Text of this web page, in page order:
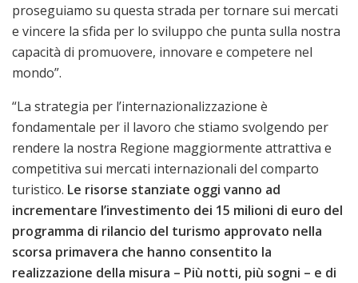
proseguiamo su questa strada per tornare sui mercati
e vincere la sfida per lo sviluppo che punta sulla nostra
capacità di promuovere, innovare e competere nel
mondo”.
“La strategia per l’internazionalizzazione è
fondamentale per il lavoro che stiamo svolgendo per
rendere la nostra Regione maggiormente attrattiva e
competitiva sui mercati internazionali del comparto
turistico. Le risorse stanziate oggi vanno ad
incrementare l’investimento dei 15 milioni di euro del
programma di rilancio del turismo approvato nella
scorsa primavera che hanno consentito la
realizzazione della misura – Più notti, più sogni – e di